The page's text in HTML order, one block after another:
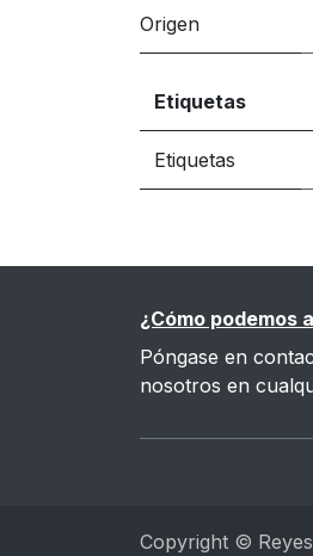
Origen
Etiquetas
Etiquetas
¿Cómo podemos
Póngase en
nosotros en
Copyright ©